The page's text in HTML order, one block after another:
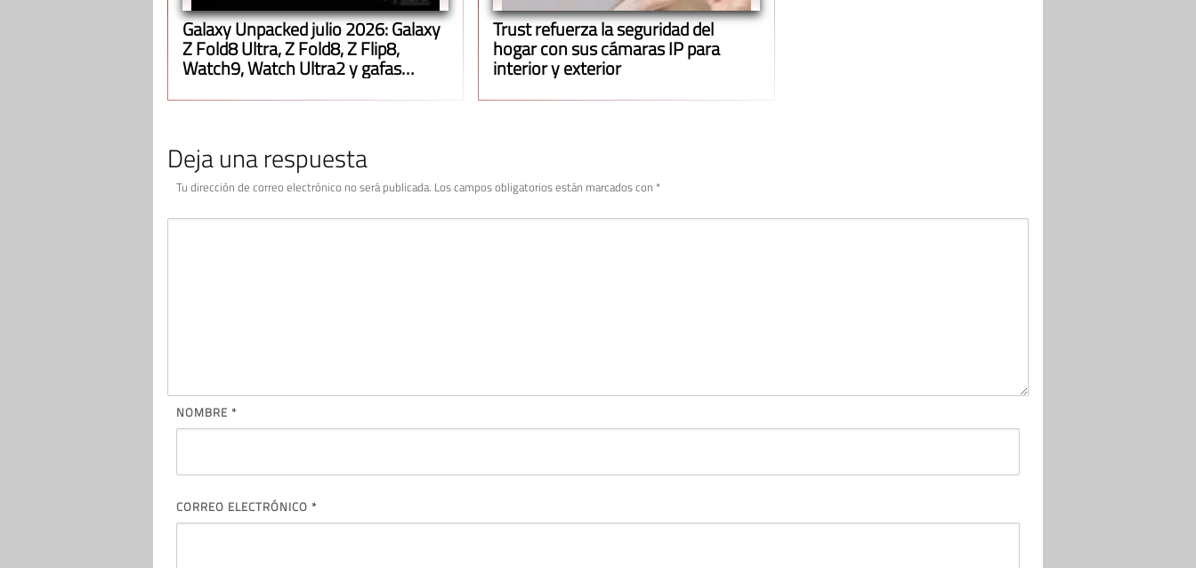
Galaxy Unpacked julio 2026: Galaxy
Z Fold8 Ultra, Z Fold8, Z Flip8,
Watch9, Watch Ultra2 y gafas
Trust refuerza la seguridad del
hogar con sus cámaras IP para
interior y exterior
Deja una respuesta
Tu dirección de correo electrónico no será publicada. Los campos obligatorios están marcados con *
NOMBRE *
CORREO ELECTRÓNICO *